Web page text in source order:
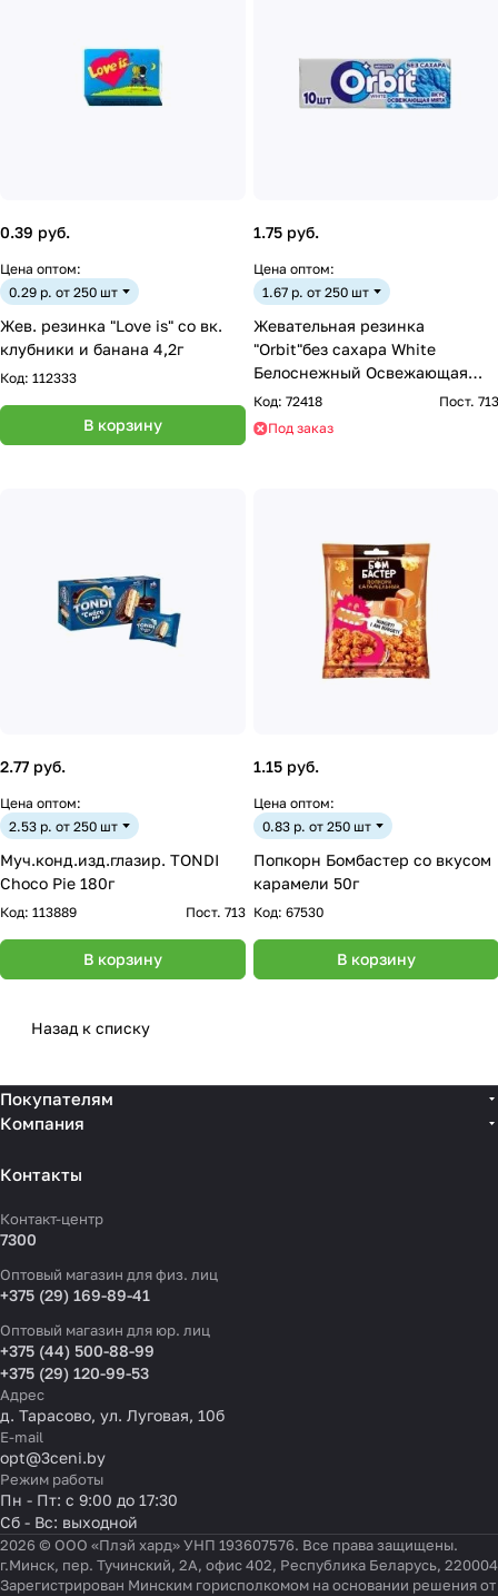
0.39 руб.
Цена оптом:
0.29 р. от 250 шт
Жев. резинка "Love is" со вк.
клубники и банана 4,2г
Код: 112333
В корзину
1.75 руб.
Цена оптом:
1.67 р. от 250 шт
Жевательная резинка
"Orbit"без сахара White
Белоснежный Освежающая
мята 13,6г
Код: 72418
Пост. 713
Под заказ
2.77 руб.
Цена оптом:
2.53 р. от 250 шт
Муч.конд.изд.глазир. TONDI
Choco Pie 180г
Код: 113889 Пост. 713
В корзину
1.15 руб.
Цена оптом:
0.83 р. от 250 шт
Попкорн Бомбастер со вкусом
карамели 50г
Код: 67530
В корзину
Назад к списку
Покупателям
Компания
Контакты
Контакт-центр
7300
Оптовый магазин для физ. лиц
+375 (29) 169-89-41
Оптовый магазин для юр. лиц
+375 (44) 500-88-99
+375 (29) 120-99-53
Адрес
д. Тарасово, ул. Луговая, 10б
E-mail
opt@3ceni.by
Режим работы
Пн - Пт: с 9:00 до 17:30
Сб - Вс: выходной
2026 © ООО «Плэй хард» УНП 193607576. Все права защищены.
г.Минск, пер. Тучинский, 2А, офис 402, Республика Беларусь, 220004
Зарегистрирован Минским горисполкомом на основании решения от